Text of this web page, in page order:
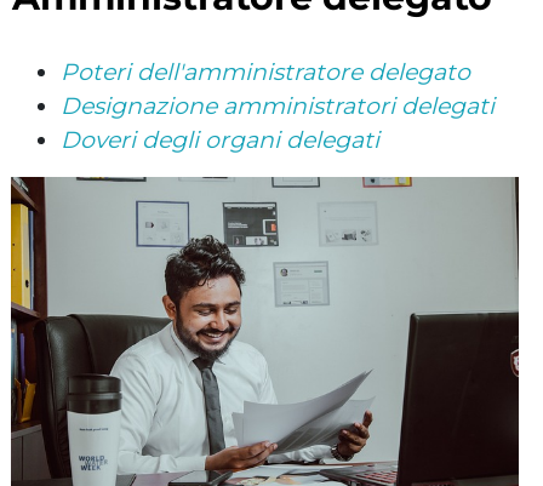
Poteri dell'amministratore delegato
Designazione amministratori delegati
Doveri degli organi delegati